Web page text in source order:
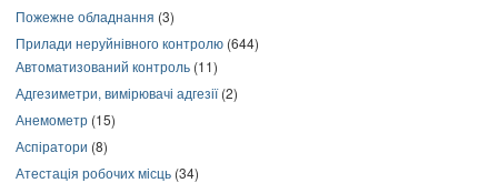
Пожежне обладнання (3)
Прилади неруйнівного контролю (644)
Автоматизований контроль (11)
Адгезиметри, вимірювачі адгезії(2)
Анемометр (15)
Аспіратори (8)
Атестація робочих місць (34)